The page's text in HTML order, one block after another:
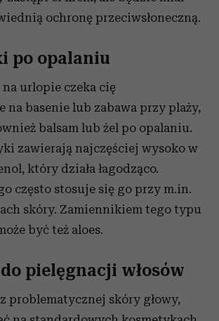
ochronę przeciwsłoneczną.
po opalaniu
na urlopie czeka cię
na basenie lub zabawa przy plaży,
balsam lub żel po opalaniu.
zawierają najczęściej wysoko w
który działa łagodząco.
często stosuje się go przy m.in.
skóry. Zamiennikiem tego typu
być też aloes.
pielęgnacji włosów
problematycznej skóry głowy,